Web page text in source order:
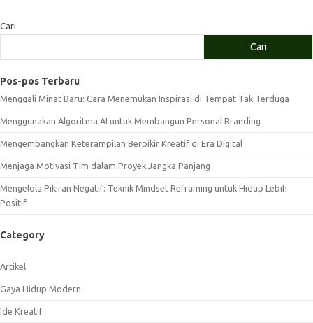
Cari
Cari
Pos-pos Terbaru
Menggali Minat Baru: Cara Menemukan Inspirasi di Tempat Tak Terduga
Menggunakan Algoritma AI untuk Membangun Personal Branding
Mengembangkan Keterampilan Berpikir Kreatif di Era Digital
Menjaga Motivasi Tim dalam Proyek Jangka Panjang
Mengelola Pikiran Negatif: Teknik Mindset Reframing untuk Hidup Lebih
Positif
Category
Artikel
Gaya Hidup Modern
Ide Kreatif